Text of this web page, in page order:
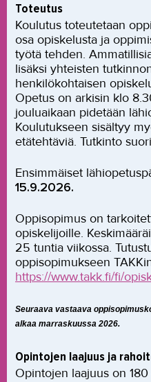
Toteutus
Koulutus toteutetaan
osa opiskelusta ja
työtä tehden.
lisäksi yhteisten
henkilökohtaisen
Opetus on arkisin klo
jouluaikaan pidetään
Koulutukseen sisältyy
etätehtäviä. Tutkinto
Ensimmäiset
15.9.2026.
Oppisopimus on
opiskelijoille.
25 tuntia viikossa.
oppisopimukseen
https://www.takk.fi/fi/
Seuraava vastaava
alkaa marraskuussa 2026.
Opintojen laajuus ja
Opintojen laajuus on